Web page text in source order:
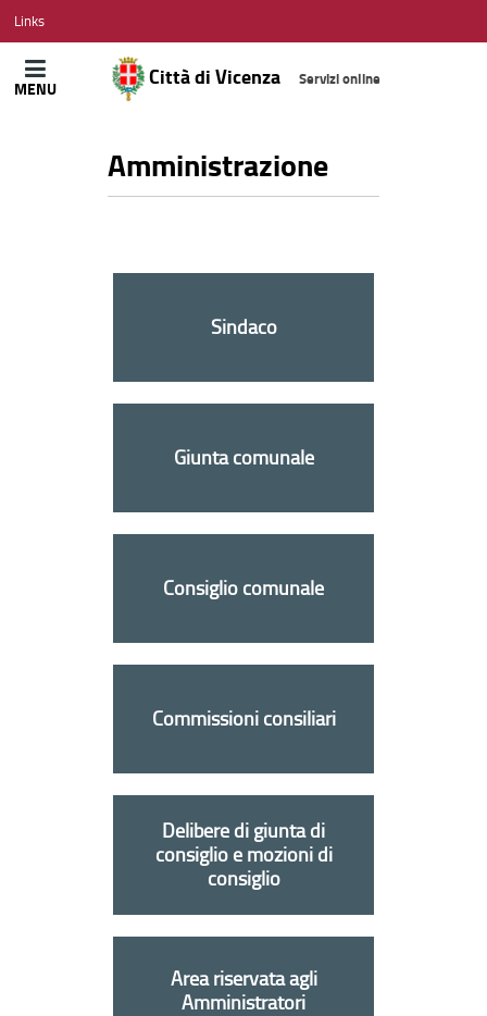
CITTÀ
DI
VICENZA
Links
Città di Vicenza Servizi online
MENU
Amministrazione
Sindaco
Giunta comunale
Consiglio comunale
Commissioni consiliari
Delibere di giunta di
consiglio e mozioni di
consiglio
Area riservata agli
Amministratori